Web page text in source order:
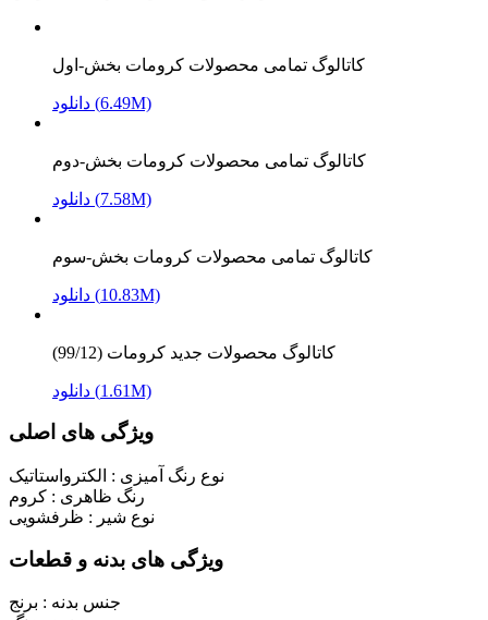
کاتالوگ تمامی محصولات کرومات بخش-اول
دانلود (6.49M)
کاتالوگ تمامی محصولات کرومات بخش-دوم
دانلود (7.58M)
کاتالوگ تمامی محصولات کرومات بخش-سوم
دانلود (10.83M)
کاتالوگ محصولات جدید کرومات (99/12)
دانلود (1.61M)
ویژگی های اصلی
نوع رنگ آمیزی : الکترواستاتیک
رنگ ظاهری : کروم
نوع شیر : ظرفشویی
ویژگی های بدنه و قطعات
جنس بدنه : برنج